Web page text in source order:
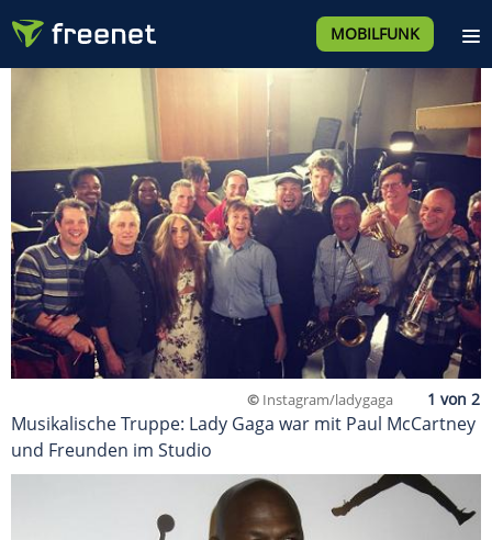
MOBILFUNK
© Instagram/ladygaga
Musikalische Truppe: Lady Gaga war mit Paul McCartney
und Freunden im Studio